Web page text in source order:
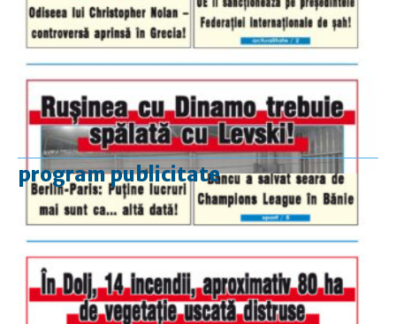
program publicitate
luni-vineri
9.00 - 17.00
duminică
9.00 - 12.00